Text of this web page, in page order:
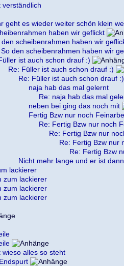
verständlich
geht es wieder weiter schön klein we
haben wir geflickt
den scheibenrahmen haben wir
So den scheibenrahmen haben wir
ist auch schon drauf :)
Re: Füller ist auch schon drauf :)
Re: Füller ist auch schon drauf
naja hab das mal gelernt
Re: naja hab das mal
neben bei ging das noch mit
Fertig Bzw nur noch
Re: Fertig Bzw nur noch
Re: Fertig Bzw nur
Re: Fertig Bzw nur
Re: Fertig Bzw
Nicht mehr lange und er ist
lackierer
zum lackierer
zum lackierer
zum lackierer
alles so steht